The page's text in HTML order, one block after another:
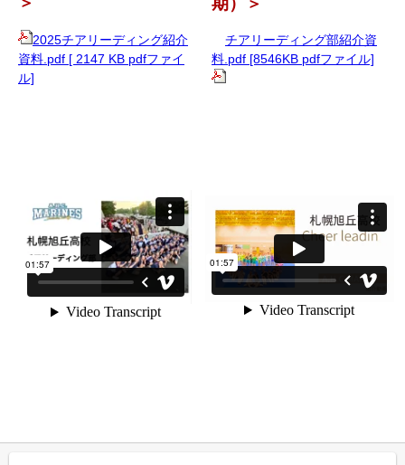
＞
2025チアリーディング紹介
資料.pdf [ 2147 KB pdfファイ
ル]
チアリーディング部紹介資
料.pdf [8546KB pdfファイル]